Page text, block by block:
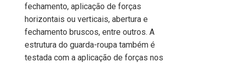
fechamento, aplicação de forças
horizontais ou verticais, abertura e
fechamento bruscos, entre outros. A
estrutura do guarda-roupa também é
testada com a aplicação de forças nos